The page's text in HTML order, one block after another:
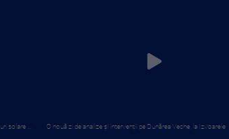
solare ... O nouă zi de analize și intervenții pe Dunărea Veche, la Izvoarele